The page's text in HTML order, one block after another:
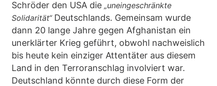
Schröder den USA die „uneingeschränkte
Solidarität“Deutschlands. Gemeinsam wurde
dann 20 lange Jahre gegen Afghanistan ein
unerklärter Krieg geführt, obwohl nachweislich
bis heute kein einziger Attentäter aus diesem
Land in den Terroranschlag involviert war.
Deutschland könnte durch diese Form der